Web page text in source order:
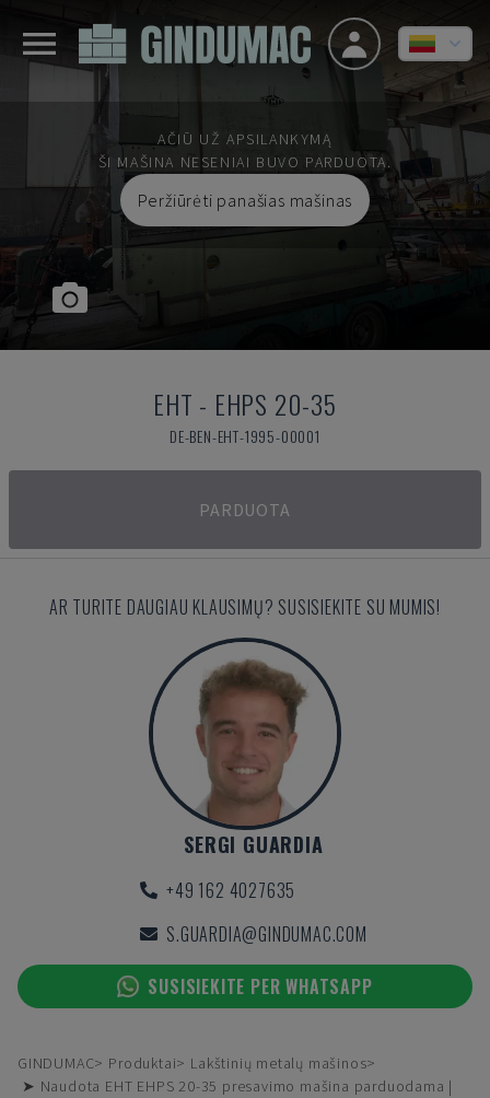
AČIŪ UŽ APSILANKYMĄ
ŠI MAŠINA NESENIAI BUVO PARDUOTA.
Peržiūrėti panašias mašinas
EHT - EHPS 20-35
DE-BEN-EHT-1995-00001
PARDUOTA
AR TURITE DAUGIAU KLAUSIMŲ? SUSISIEKITE SU MUMIS!
SERGI GUARDIA
+49 162 4027635
S.GUARDIA@GINDUMAC.COM
SUSISIEKITE PER WHATSAPP
GINDUMAC Produktai
Lakštinių metalų mašinos
➤ Naudota EHT EHPS 20-35 presavimo mašina parduodama |